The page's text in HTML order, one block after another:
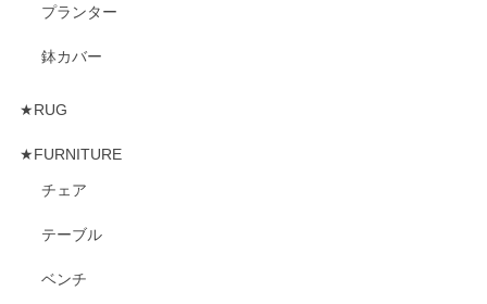
プランター
鉢カバー
★RUG
★FURNITURE
チェア
テーブル
ベンチ